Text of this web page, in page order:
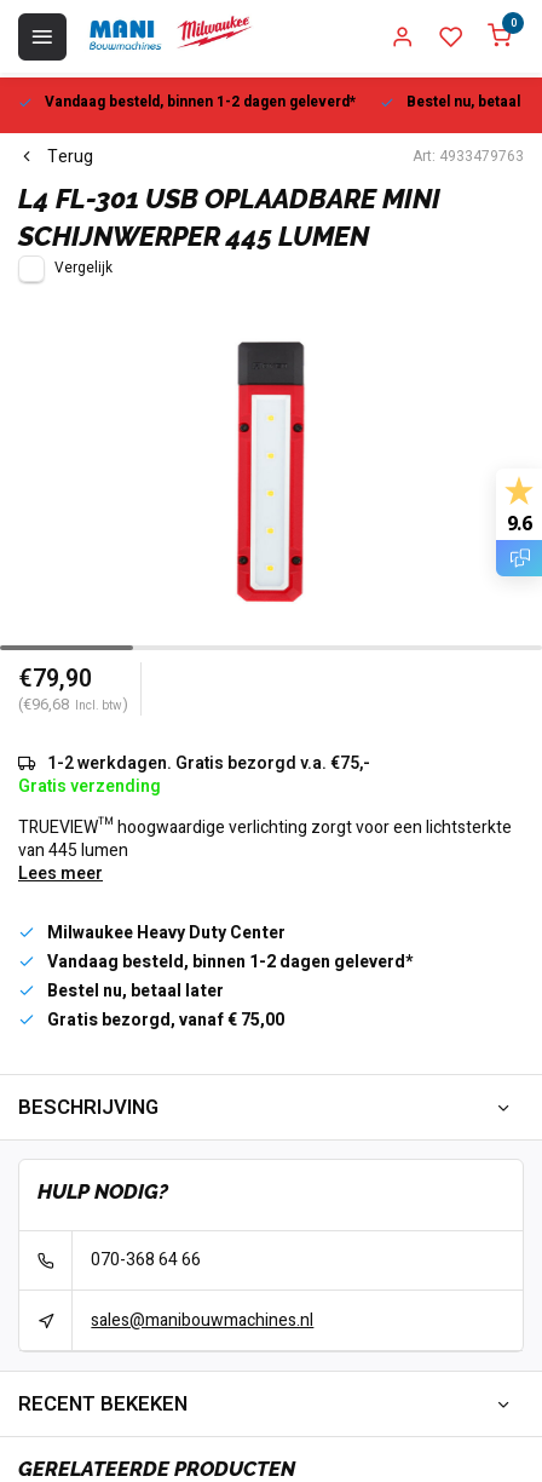
0
Vandaag besteld, binnen 1-2 dagen geleverd* Bestel nu, betaal
Terug Art: 4933479763
L4 FL-301 USB OPLAADBARE MINI
SCHIJNWERPER 445 LUMEN
Vergelijk
€79,90
(€96,68 Incl. btw)
1-2 werkdagen. Gratis bezorgd v.a. €75,-
Gratis verzending
TRUEVIEW™ hoogwaardige verlichting zorgt voor een lichtsterkte
van 445 lumen
Lees meer
Milwaukee Heavy Duty Center
Vandaag besteld, binnen 1-2 dagen geleverd*
Bestel nu, betaal later
Gratis bezorgd, vanaf € 75,00
BESCHRIJVING
HULP NODIG?
070-368 64 66
sales@manibouwmachines.nl
RECENT BEKEKEN
GERELATEERDE PRODUCTEN
9.6